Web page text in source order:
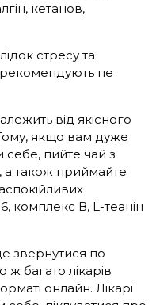
кетанов,
стресу та
не
від якісного
якщо вам дуже
себе, пийте чай з
також приймайте
комплекс В, L-теанін
звернутися по
ж багато лікарів
онлайн. Лікарі